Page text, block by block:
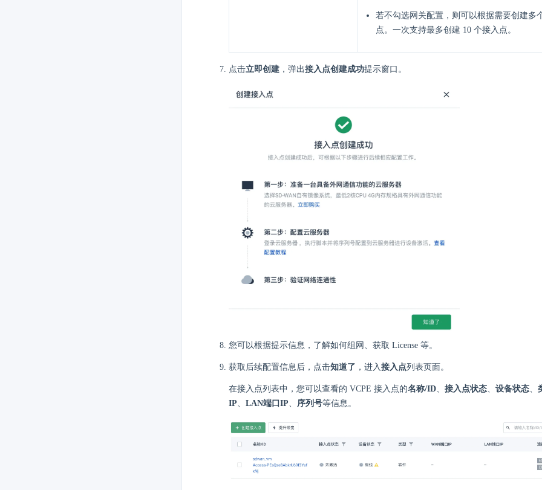
若不勾选网关配置，则可以根据需要创建多
点。一次支持最多创建 10 个接入点。
点击立即创建 ，弹出接入点创建成功提示窗口。
您可以根据提示信息，了解如何组网、获取 License 等。
获取后续配置信息后，点击知道了 ，进入 接入点列表页面。
在接入点列表中，您可以查看的 VCPE 接入点的名称/ID 接入点状态 设备状态
IP
LAN端口IP 序列号等信息。